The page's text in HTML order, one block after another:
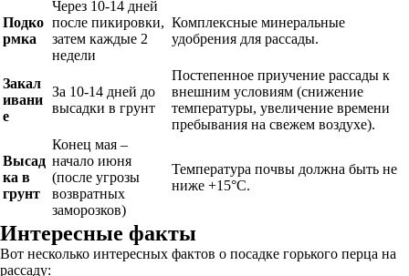
Подко
рмка
Через 10-14 дней
после пикировки,
затем каждые 2
недели
Комплексные минеральные
удобрения для рассады.
Закал
ивани
е
За 10-14 дней до
высадки в грунт
Постепенное приучение рассады к
внешним условиям (снижение
температуры, увеличение времени
пребывания на свежем воздухе).
Высад
ка в
грунт
Конец мая –
начало июня
(после угрозы
возвратных
заморозков)
Температура почвы должна быть не
ниже +15°C.
Интересные факты
Вот несколько интересных фактов о посадке горького перца на
рассаду: